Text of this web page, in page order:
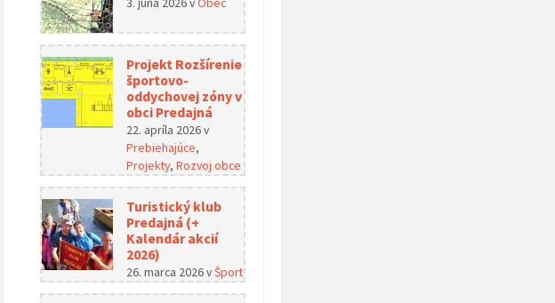
Projekt Rozšírenie
športovo-
oddychovej zóny v
obci Predajná
22. apríla 2026v
Prebiehajúce,
Projekty, Rozvoj obce
Turistický klub
Predajná (+
Kalendár akcií
2026)
26. marca 2026vŠport